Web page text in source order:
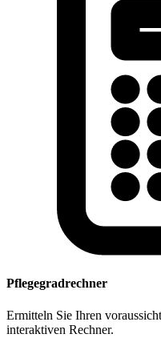
Pflegegradrechner
Ermitteln Sie Ihren
interaktiven Rechner.